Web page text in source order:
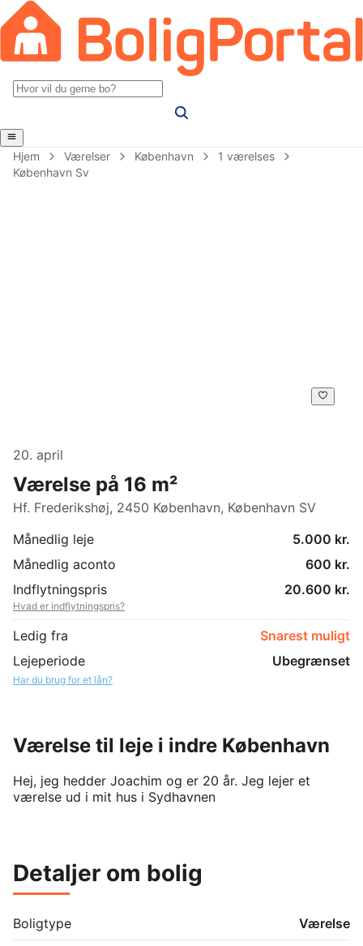
Hjem Værelser København
1 værelses
København Sv
20. april
Værelse på 16 m²
Hf. Frederikshøj, 2450 København, København SV
Månedlig leje
5.000 kr.
Månedlig aconto
600 kr.
Indflytningspris
20.600 kr.
Hvad er indflytningspris?
Ledig fra
Snarest muligt
Lejeperiode
Ubegrænset
Har du brug for et lån?
Værelse til leje i indre København
Hej, jeg hedder Joachim og er 20 år. Jeg lejer et
værelse ud i mit hus i Sydhavnen
Detaljer om bolig
Boligtype
Værelse